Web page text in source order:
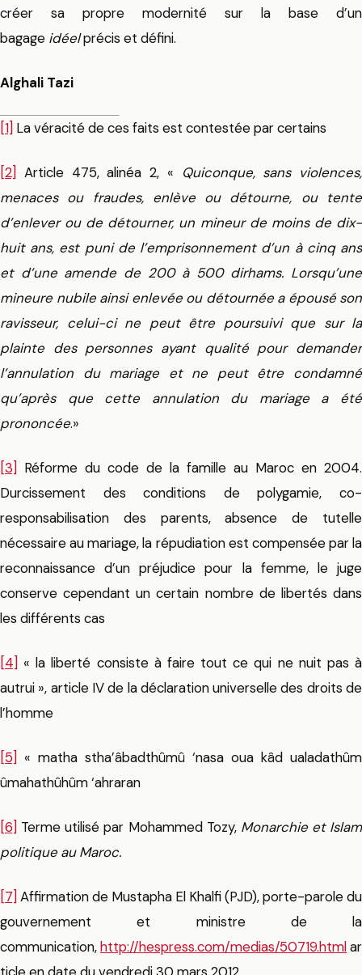
créer sa propre modernité sur la base d’un
bagage idéelprécis et défini.
Alghali Tazi
[1] La véracité de ces faits est contestée par certains
[2] Article 475, alinéa 2, « Quiconque, sans violences,
menaces ou fraudes, enlève ou détourne, ou tente
d’enlever ou de détourner, un mineur de moins de dix-
huit ans, est puni de l’emprisonnement d’un à cinq ans
et d’une amende de 200 à 500 dirhams. Lorsqu’une
mineure nubile ainsi enlevée ou détournée a épousé son
ravisseur, celui-ci ne peut être poursuivi que sur la
plainte des personnes ayant qualité pour demander
l’annulation du mariage et ne peut être condamné
qu’après que cette annulation du mariage a été
prononcée.»
[3] Réforme du code de la famille au Maroc en 2004.
Durcissement des conditions de polygamie, co-
responsabilisation des parents, absence de tutelle
nécessaire au mariage, la répudiation est compensée par la
reconnaissance d’un préjudice pour la femme, le juge
conserve cependant un certain nombre de libertés dans
les différents cas
[4] « la liberté consiste à faire tout ce qui ne nuit pas à
autrui », article IV de la déclaration universelle des droits de
l’homme
[5] « matha stha’âbadthûmû ‘nasa oua kâd ualadathûm
ûmahathûhûm ‘ahraran
[6] Terme utilisé par Mohammed Tozy, Monarchie et Islam
politique au Maroc.
[7] Affirmation de Mustapha El Khalfi (PJD), porte-parole du
gouvernement et ministre de la
communication,http://hespress.com/medias/50719.htmlar